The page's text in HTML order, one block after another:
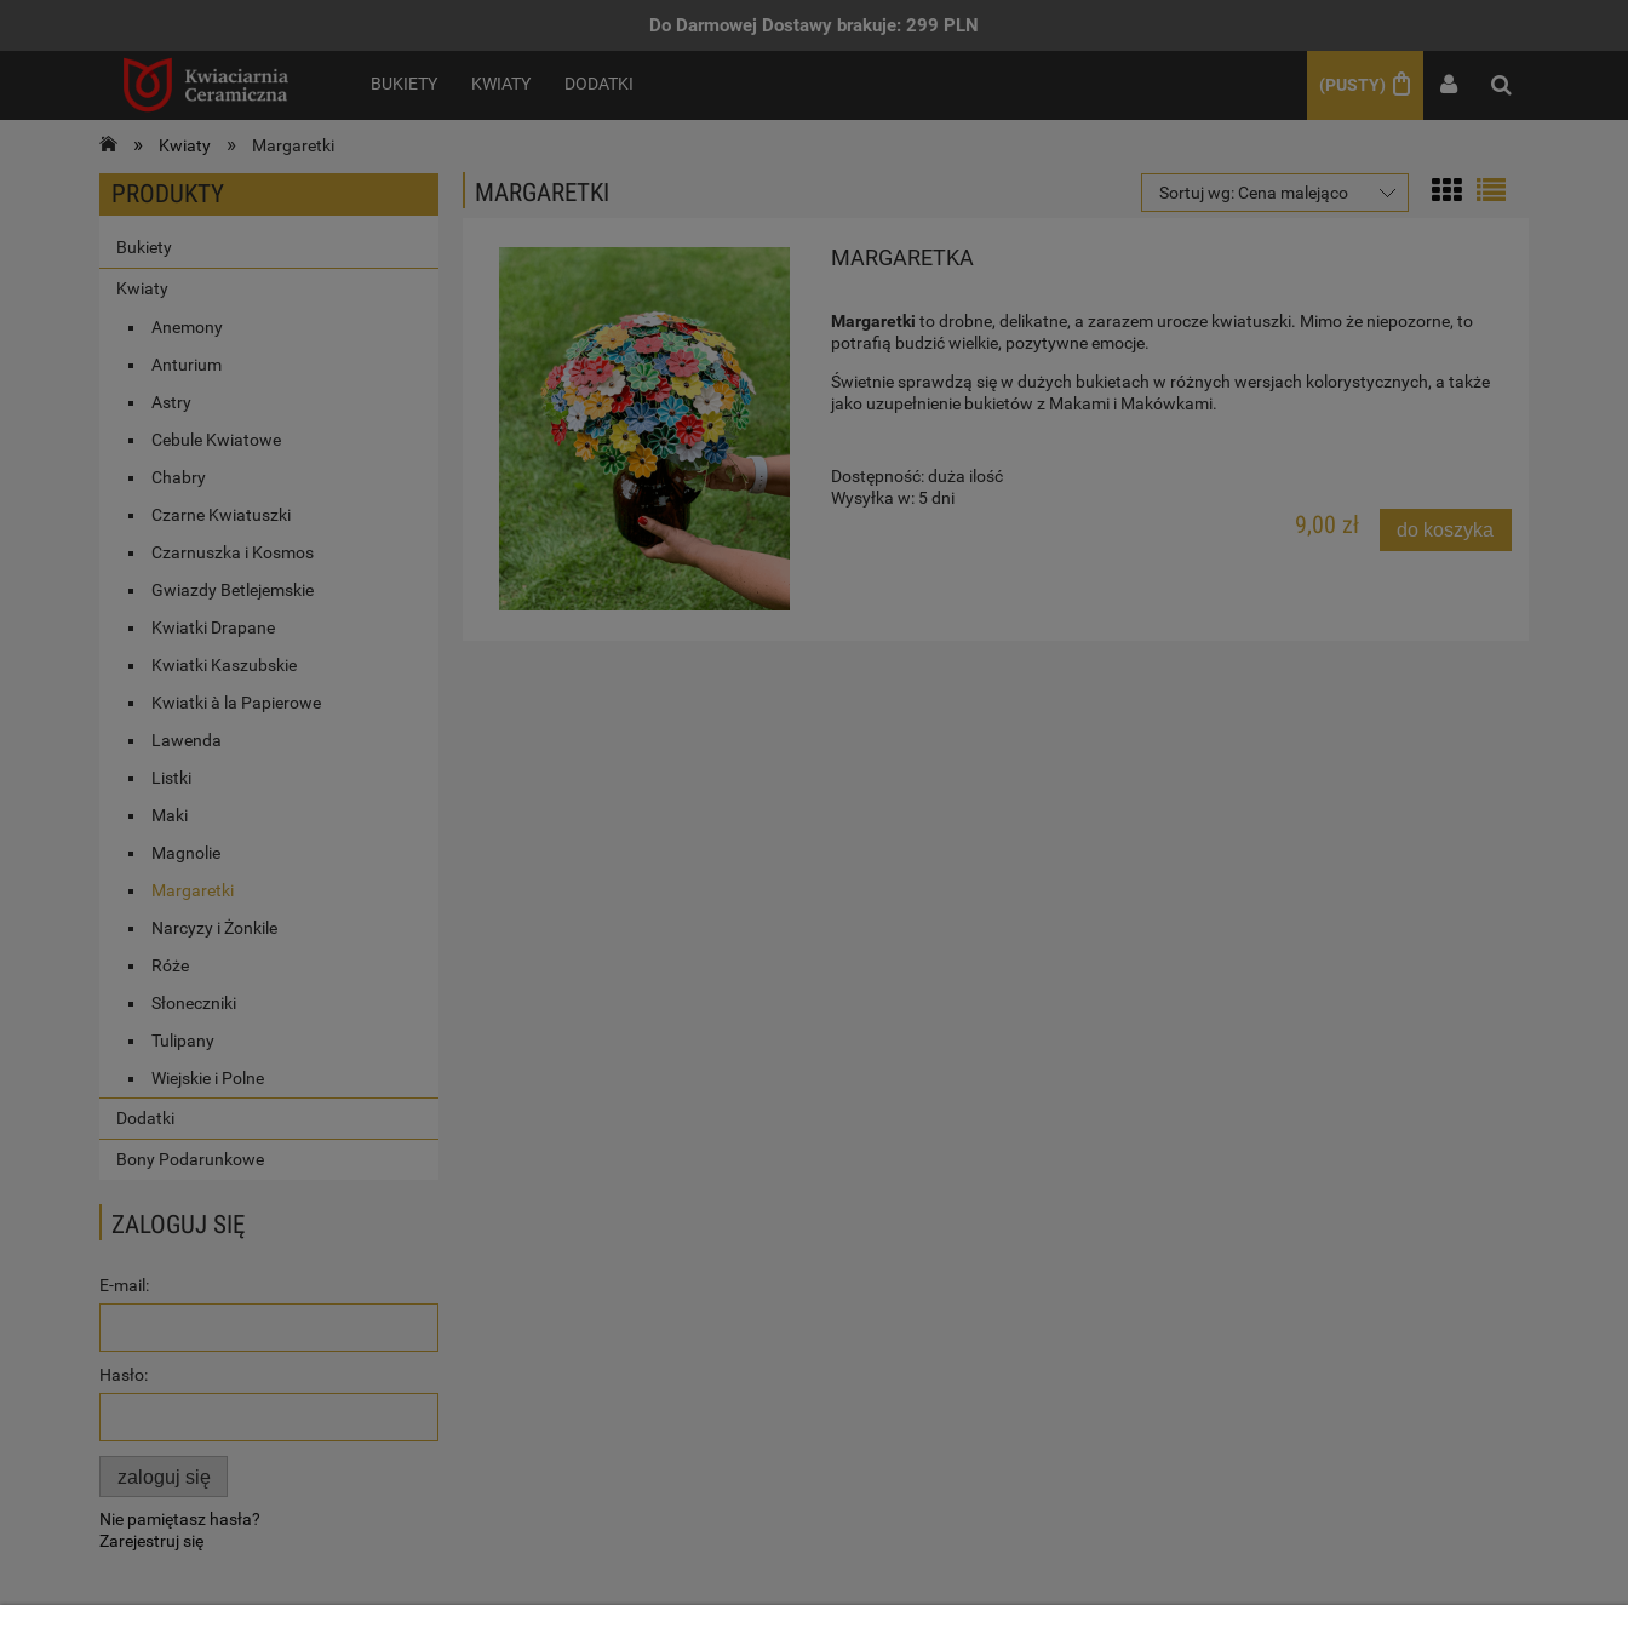
Do Darmowej Dostawy brakuje: 299 PLN
(PUSTY)
BUKIETY KWIATY DODATKI
» Kwiaty » Margaretki
PRODUKTY
Bukiety
Kwiaty
Anemony
Anturium
Astry
Cebule Kwiatowe
Chabry
Czarne Kwiatuszki
Czarnuszka i Kosmos
Gwiazdy Betlejemskie
Kwiatki Drapane
Kwiatki Kaszubskie
Kwiatki à la Papierowe
Lawenda
Listki
Maki
Magnolie
Margaretki
Narcyzy i Żonkile
Róże
Słoneczniki
Tulipany
Wiejskie i Polne
Dodatki
Bony Podarunkowe
ZALOGUJ SIĘ
E-mail:
Hasło:
zaloguj się
Nie pamiętasz hasła?
Zarejestruj się
MARGARETKI Sortuj wg: Cena malejąco
MARGARETKA
Margaretki to drobne, delikatne, a zarazem urocze kwiatuszki. Mimo że niepozorne, to
potrafią budzić wielkie, pozytywne emocje.
Świetnie sprawdzą się w dużych bukietach w różnych wersjach kolorystycznych, a także
jako uzupełnienie bukietów z Makami i Makówkami.
Dostępność:duża ilość
Wysyłka w: 5 dni
9,00 zł do koszyka